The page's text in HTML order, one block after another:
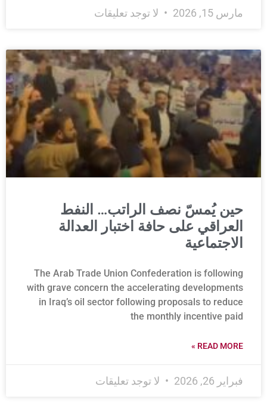
مارس 15, 2026 لا توجد تعليقات
حين يُمسّ نصف الراتب… النفط
العراقي على حافة اختبار العدالة
الاجتماعية
The Arab Trade Union Confederation is following
with grave concern the accelerating developments
in Iraq’s oil sector following proposals to reduce
the monthly incentive paid
READ MORE »
فبراير 26, 2026 لا توجد تعليقات